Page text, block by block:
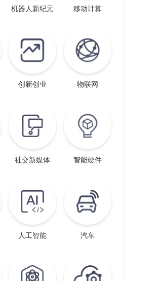
机器人新纪元 移动计算
创新创业 物联网
社交新媒体 智能硬件
人工智能 汽车